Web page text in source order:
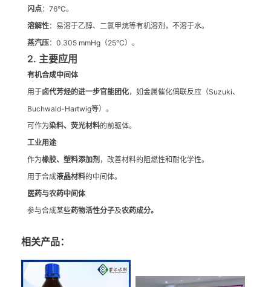
闪点：76°C。
溶解性：易溶于乙醇、二氯甲烷等有机溶剂，不溶于水。
蒸汽压：0.305 mmHg（25°C）。
2. 主要应用
有机合成中间体
用于卤代芳烃的进一步官能团化，如金属催化偶联反应（Suzuki、
Buchwald-Hartwig等）。
可作为染料、荧光材料的前驱体。
工业用途
作为橡胶、塑料添加剂 ，改善材料的阻燃性和耐化学性。
用于合成液晶材料的中间体。
医药与农药中间体
参与合成某些药物活性分子及农药成分。
相关产品：